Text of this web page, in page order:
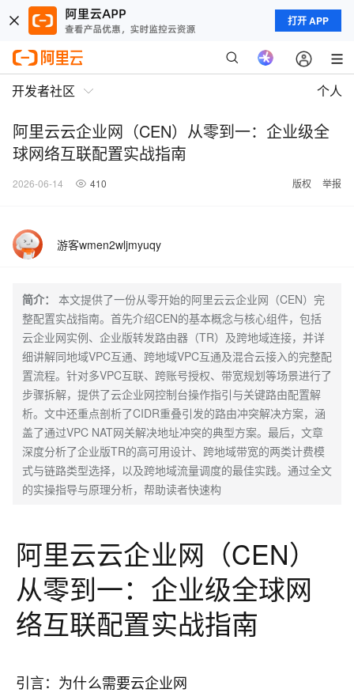
打开 APP
开发者社区 个人
阿里云云企业网（CEN）从零到一：企业级全
球网络互联配置实战指南
2026-06-14 410 版权 举报
游客wmen2wljmyuqy
简介：
本文提供了一份从零开始的阿里云云企业网（CEN）完
整配置实战指南。首先介绍CEN的基本概念与核心组件，包括
云企业网实例、企业版转发路由器（TR）及跨地域连接，并详
细讲解同地域VPC互通、跨地域VPC互通及混合云接入的完整配
置流程。针对多VPC互联、跨账号授权、带宽规划等场景进行了
步骤拆解，提供了云企业网控制台操作指引与关键路由配置解
析。文中还重点剖析了CIDR重叠引发的路由冲突解决方案，涵
盖了通过VPC NAT网关解决地址冲突的典型方案。最后，文章
深度分析了企业版TR的高可用设计、跨地域带宽的两类计费模
式与链路类型选择，以及跨地域流量调度的最佳实践。通过全文
的实操指导与原理分析，帮助读者快速构
阿里云云企业网（CEN）
从零到一：企业级全球网
络互联配置实战指南
引言：为什么需要云企业网